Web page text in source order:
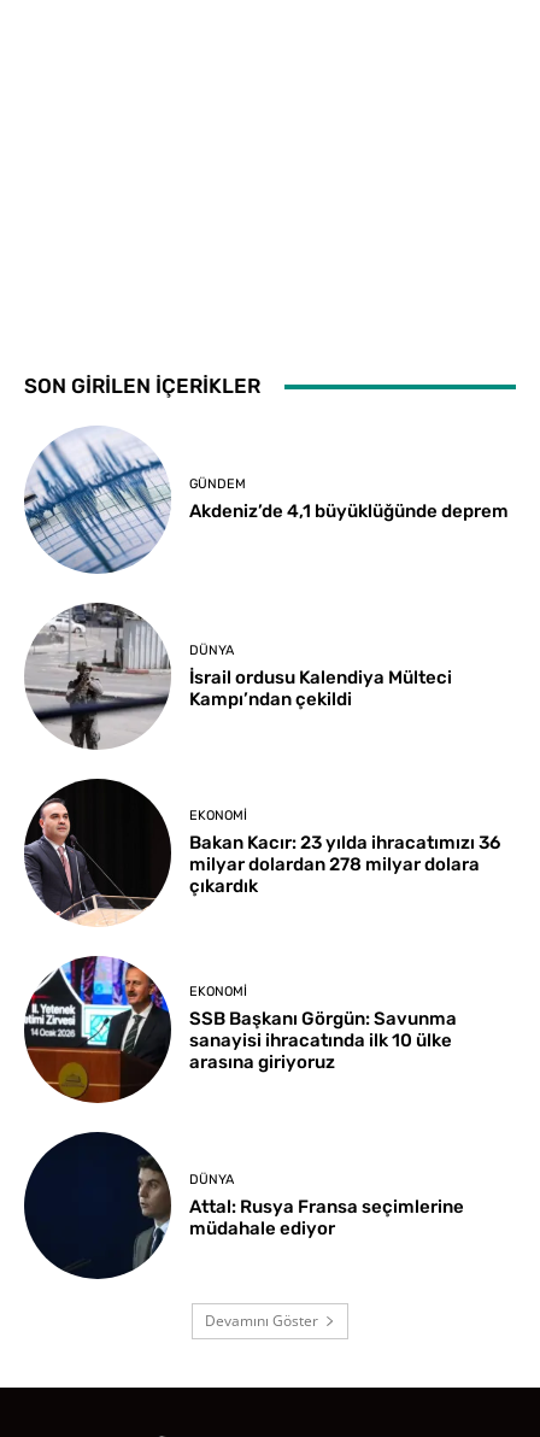
SON GİRİLEN İÇERİKLER
GÜNDEM
Akdeniz’de 4,1 büyüklüğünde deprem
DÜNYA
İsrail ordusu Kalendiya Mülteci
Kampı’ndan çekildi
EKONOMI
Bakan Kacır: 23 yılda ihracatımızı 36
milyar dolardan 278 milyar dolara
çıkardık
EKONOMI
SSB Başkanı Görgün: Savunma
sanayisi ihracatında ilk 10 ülke
arasına giriyoruz
DÜNYA
Attal: Rusya Fransa seçimlerine
müdahale ediyor
Devamını Göster